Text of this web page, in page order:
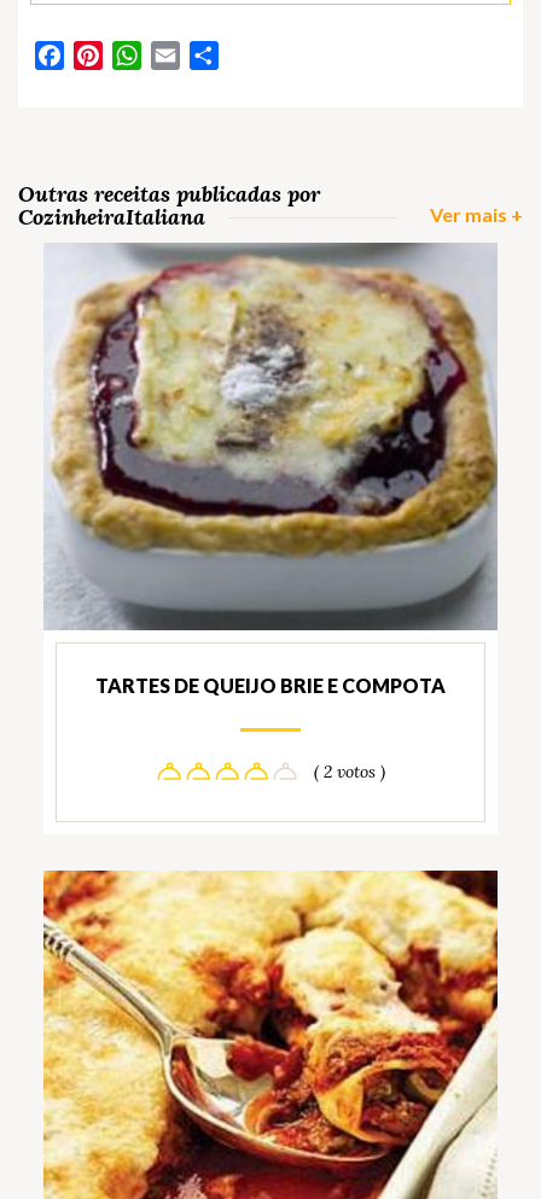
FacebookPinterestWhatsApp
Email
Outras receitas publicadas por
CozinheiraItaliana
Ver mais +
TARTES DE QUEIJO BRIE E COMPOTA
( 2 votos )